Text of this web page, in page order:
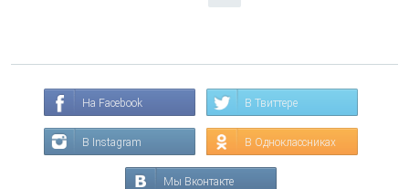
На Facebook В Твиттере
В Instagram В Одноклассниках
Мы Вконтакте